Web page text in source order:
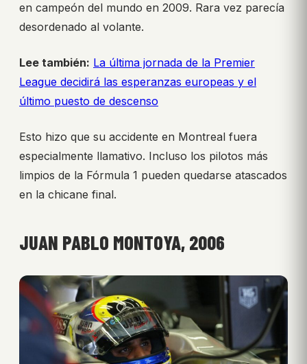
en campeón del mundo en 2009. Rara vez parecía
desordenado al volante.
Lee también: La última jornada de la Premier
League decidirá las esperanzas europeas y el
último puesto de descenso
Esto hizo que su accidente en Montreal fuera
especialmente llamativo. Incluso los pilotos más
limpios de la Fórmula 1 pueden quedarse atascados
en la chicane final.
JUAN PABLO MONTOYA, 2006